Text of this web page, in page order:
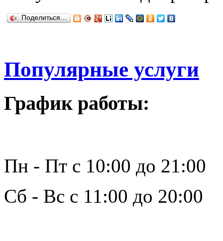
Поделиться…
Популярные услуги
График работы:
Пн - Пт с 10:00 до 21:00
Сб - Вс с 11:00 до 20:00